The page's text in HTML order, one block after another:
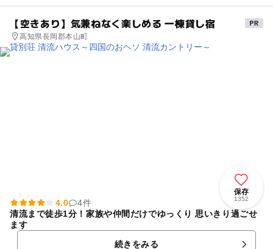
【空きあり】気兼ねなく楽しめる 一棟貸し宿
高知県長岡郡本山町
保存
1352
4.0
4件
清流まで徒歩1分！家族や仲間だけでゆっくり 思いきり過ごせ
ます
続きをみる